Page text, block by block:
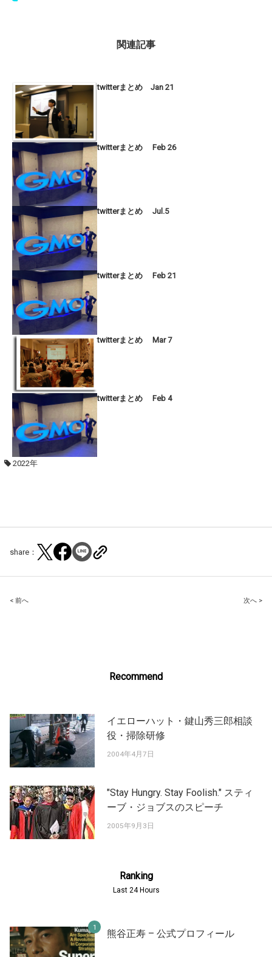
関連記事
twitterまとめ Jan 21
twitterまとめ Feb 26
twitterまとめ Jul.5
twitterまとめ Feb 21
twitterまとめ Mar 7
twitterまとめ Feb 4
2022年
share：
Post
< 前へ 次へ >
Recommend
イエローハット・鍵山秀三郎相談
役・掃除研修
2004年4月7日
"Stay Hungry. Stay Foolish." スティ
ーブ・ジョブスのスピーチ
2005年9月3日
Ranking
Last 24 Hours
熊谷正寿 – 公式プロフィール